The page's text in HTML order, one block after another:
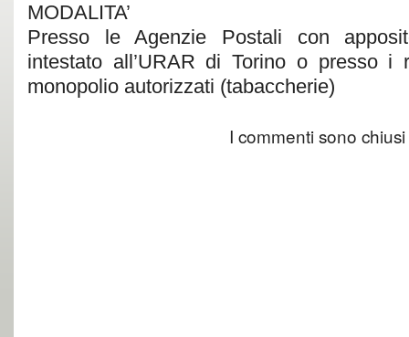
MODALITA’
Presso le Agenzie Postali con
intestato all’URAR di Torino o presso i
monopolio autorizzati (tabaccherie)
I commenti sono chiusi